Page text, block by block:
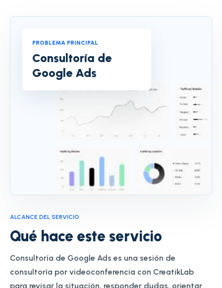
PROBLEMA PRINCIPAL
Consultoría de
Google Ads
ALCANCE DEL SERVICIO
Qué hace este servicio
Consultoría de Google Ads es una sesión de
consultoría por videoconferencia con CreatikLab
para revisar la situación, responder dudas, orientar